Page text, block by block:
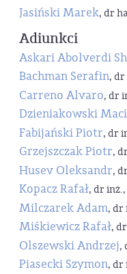
Jasiński Marek, dr
Adiunkci
Askari Abolverdi
Bachman Serafin, dr
Carreno Alvaro, dr
Dzieniakowski
Fabijański Piotr, dr
Grzejszczak Piotr,
Husev Oleksandr,
Kopacz Rafał, dr
Milczarek Adam, dr
Miśkiewicz Rafał,
Olszewski Andrzej,
Piasecki Szymon, dr